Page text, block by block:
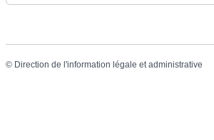
© Direction de l'information légale et administrative